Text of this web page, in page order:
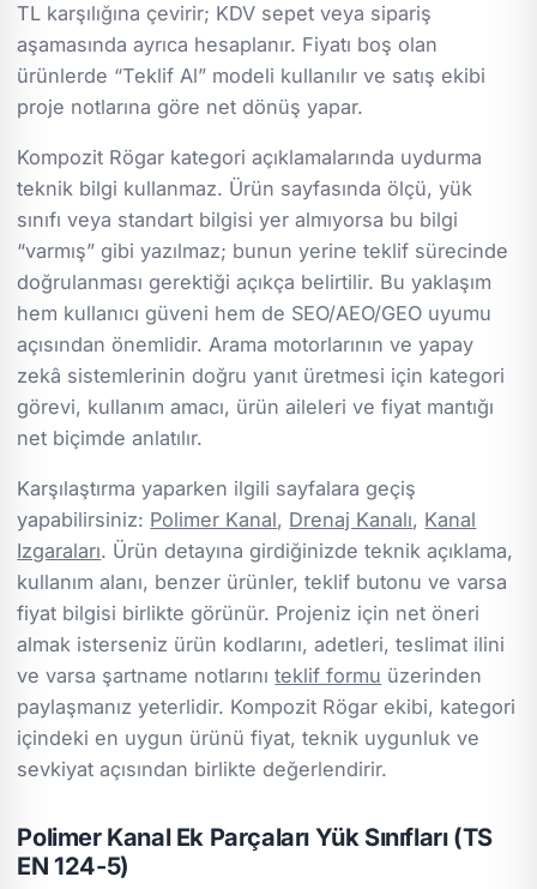
TL karşılığına çevirir; KDV sepet veya sipariş
aşamasında ayrıca hesaplanır. Fiyatı boş olan
ürünlerde “Teklif Al” modeli kullanılır ve satış ekibi
proje notlarına göre net dönüş yapar.
Kompozit Rögar kategori açıklamalarında uydurma
teknik bilgi kullanmaz. Ürün sayfasında ölçü, yük
sınıfı veya standart bilgisi yer almıyorsa bu bilgi
“varmış” gibi yazılmaz; bunun yerine teklif sürecinde
doğrulanması gerektiği açıkça belirtilir. Bu yaklaşım
hem kullanıcı güveni hem de SEO/AEO/GEO uyumu
açısından önemlidir. Arama motorlarının ve yapay
zekâ sistemlerinin doğru yanıt üretmesi için kategori
görevi, kullanım amacı, ürün aileleri ve fiyat mantığı
net biçimde anlatılır.
Karşılaştırma yaparken ilgili sayfalara geçiş
yapabilirsiniz: Polimer Kanal, Drenaj Kanalı, Kanal
Izgaraları. Ürün detayına girdiğinizde teknik açıklama,
kullanım alanı, benzer ürünler, teklif butonu ve varsa
fiyat bilgisi birlikte görünür. Projeniz için net öneri
almak isterseniz ürün kodlarını, adetleri, teslimat ilini
ve varsa şartname notlarınıteklif formu üzerinden
paylaşmanız yeterlidir. Kompozit Rögar ekibi, kategori
içindeki en uygun ürünü fiyat, teknik uygunluk ve
sevkiyat açısından birlikte değerlendirir.
Polimer Kanal Ek Parçaları Yük Sınıfları (TS
EN 124-5)